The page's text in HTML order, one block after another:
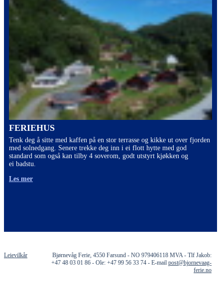
FERIEHUS
Tenk deg å sitte med kaffen på en stor terrasse og kikke ut over fjorden
med solnedgang. Senere trekke deg inn i ei flott hytte med god
standard som også kan tilby 4 soverom, godt utstyrt kjøkken og
ei badstu.
Les mer
Leievilkår
Bjørnevåg Ferie, 4550 Farsund - NO 979406118 MVA - Tlf Jakob:
+47 48 03 01 86 - Ole: +47 99 56 33 74 - E-mail post@bjornevaag-
ferie.no